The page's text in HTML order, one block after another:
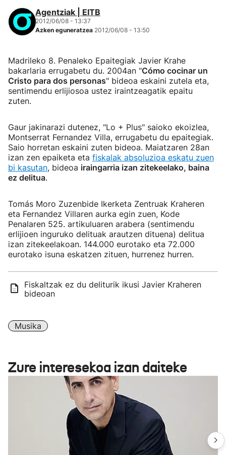
Agentziak | EITB
2012/06/08 - 13:37
Azken eguneratzea 2012/06/08 - 13:50
Madrileko 8. Penaleko Epaitegiak Javier Krahe
bakarlaria errugabetu du. 2004an "Cómo cocinar un
Cristo para dos personas" bideoa eskaini zutela eta,
sentimendu erlijiosoa ustez iraintzeagatik epaitu
zuten.
Gaur jakinarazi dutenez, "Lo + Plus" saioko ekoizlea,
Montserrat Fernandez Villa, errugabetu du epaitegiak.
Saio horretan eskaini zuten bideoa. Maiatzaren 28an
izan zen epaiketa eta fiskalak absoluzioa eskatu zuen
bi kasutan, bideoa iraingarria izan zitekeelako, baina
ez delitua.
Tomás Moro Zuzenbide Ikerketa Zentruak Kraheren
eta Fernandez Villaren aurka egin zuen, Kode
Penalaren 525. artikuluaren arabera (sentimendu
erlijioen inguruko delituak arautzen dituena) delitua
izan zitekeelakoan. 144.000 eurotako eta 72.000
eurotako isuna eskatzen zituen, hurrenez hurren.
Fiskaltzak ez du deliturik ikusi Javier Kraheren
bideoan
Musika
Zure interesekoa izan daiteke